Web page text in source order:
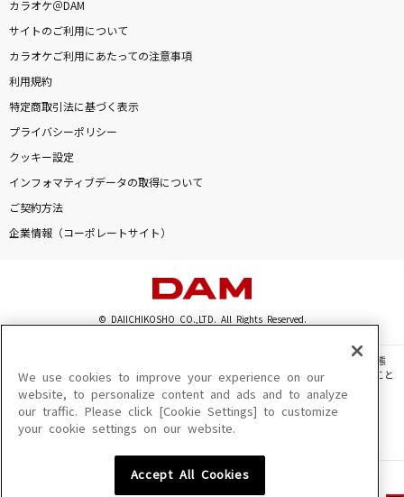
カラオケ＠DAM
サイトのご利用について
カラオケご利用にあたっての注意事項
利用規約
特定商取引法に基づく表示
プライバシーポリシー
クッキー設定
インフォマティブデータの取得について
ご契約方法
企業情報（コーポレートサイト）
© DAIICHIKOSHO CO.,LTD. All Rights Reserved.
このサイトに掲載されている一切の文章・画像・写真・動画・音声等を、手段や形態
を問わず、著作権法の定める範囲を超えて無断で複製、転載、ファイル化などすること
を禁じます。
楽曲及びコンテンツは、機種によりご利用いただけない場合があります。
楽曲及びコンテンツの配信日、配信内容が変更になる場合があります。
We use cookies to improve your experience on our
website, to personalize content and ads and to analyze
our traffic. Please click [Cookie Settings] to customize
your cookie settings on our website.
Accept All Cookies